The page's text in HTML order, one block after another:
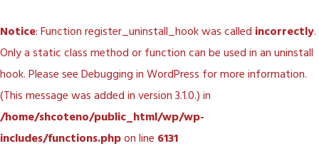
Notice: Function register_uninstall_hook was called incorrectly.
Only a static class method or function can be used in an uninstall
hook. Please seeDebugging in WordPress for more information.
(This message was added in version 3.1.0.) in
/home/shcoteno/public_html/wp/wp-
includes/functions.phpon line 6131